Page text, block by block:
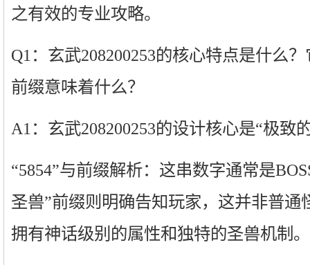
之有效的专业攻略。
Q1：玄武208200253的核心特点是什么？
前缀意味着什么？
A1：玄武208200253的设计核心是“极致
“5854”与前缀解析：这串数字通常是
圣兽”前缀则明确告知玩家，这并非普通
拥有神话级别的属性和独特的圣兽机制